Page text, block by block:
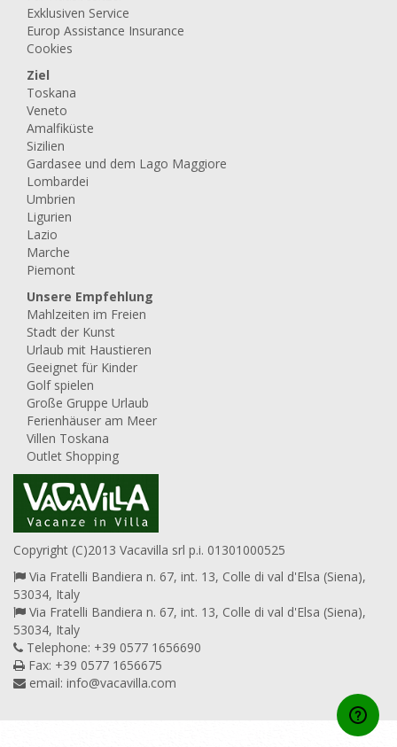
Exklusiven Service
Europ Assistance Insurance
Cookies
Ziel
Toskana
Veneto
Amalfiküste
Sizilien
Gardasee und dem Lago Maggiore
Lombardei
Umbrien
Ligurien
Lazio
Marche
Piemont
Unsere Empfehlung
Mahlzeiten im Freien
Stadt der Kunst
Urlaub mit Haustieren
Geeignet für Kinder
Golf spielen
Große Gruppe Urlaub
Ferienhäuser am Meer
Villen Toskana
Outlet Shopping
Copyright (C)2013 Vacavilla srl p.i. 01301000525
Via Fratelli Bandiera n. 67, int. 13, Colle di val d'Elsa (Siena),
53034, Italy
Via Fratelli Bandiera n. 67, int. 13, Colle di val d'Elsa (Siena),
53034, Italy
Telephone: +39 0577 1656690
Fax: +39 0577 1656675
email: info@vacavilla.com